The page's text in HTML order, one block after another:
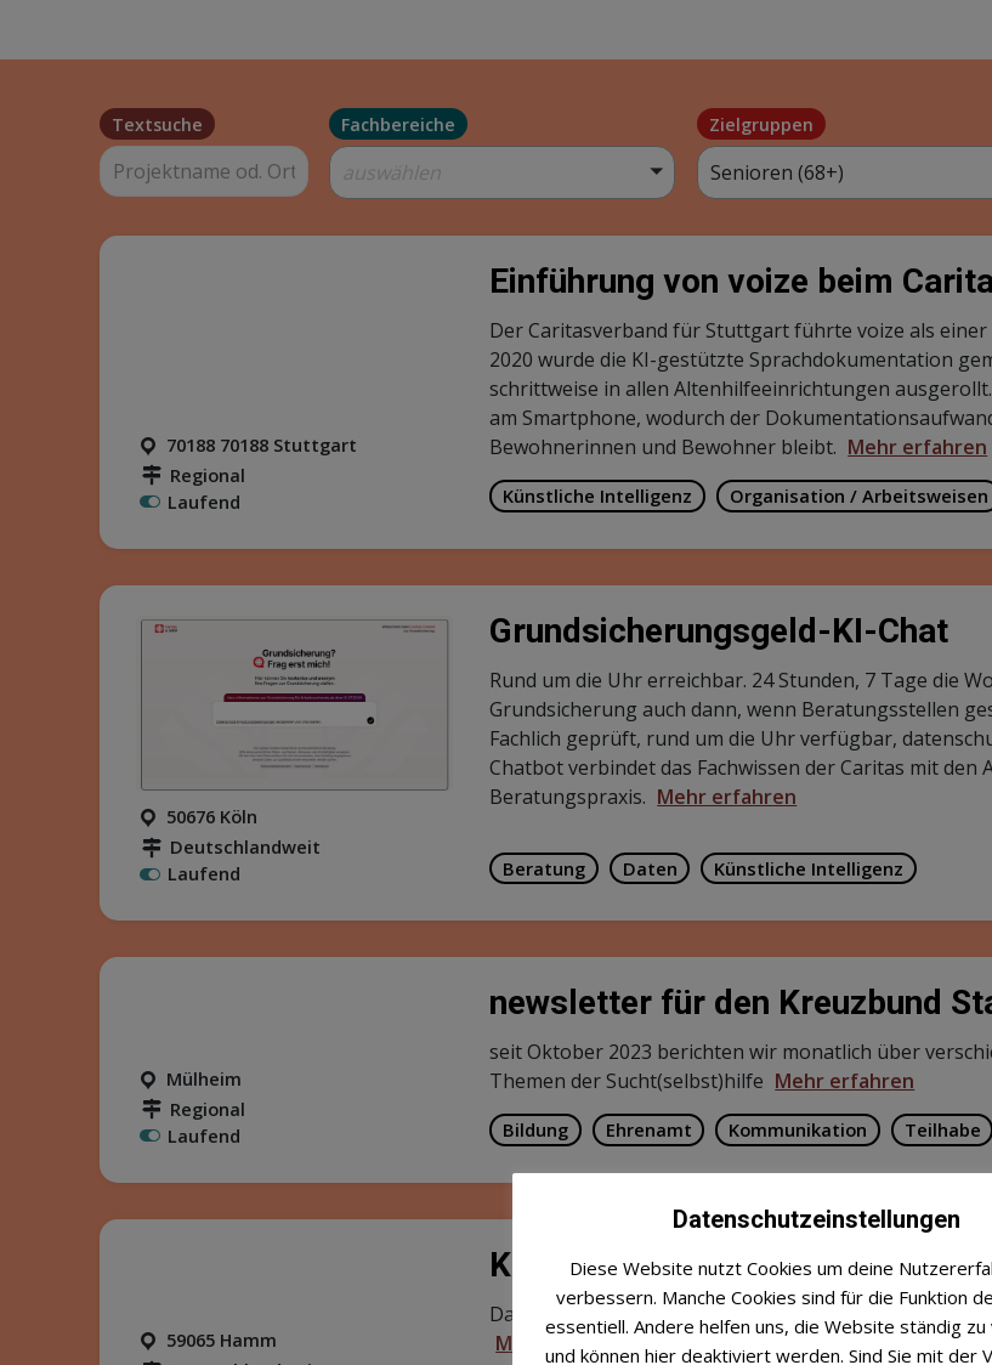
Textsuche Fachbereiche
auswählen
Zielgruppen
Senioren (68+)
70188 70188 Stuttgart
Regional
Laufend
Einführung von voize beim
Der Caritasverband für Stuttgart führte voize als
2020 wurde die KI-gestützte Sprachdokumentation
schrittweise in allen Altenhilfeeinrichtungen
am Smartphone, wodurch der
Bewohnerinnen und Bewohner bleibt. Mehr erfahren
Künstliche Intelligenz Organisation / Arbeitsweisen
50676 Köln
Deutschlandweit
Laufend
Grundsicherungsgeld-KI-Chat
Rund um die Uhr erreichbar. 24 Stunden, 7 Tage die
Grundsicherung auch dann, wenn Beratungsstellen
Fachlich geprüft, rund um die Uhr verfügbar,
Chatbot verbindet das Fachwissen der Caritas mit
Beratungspraxis. Mehr erfahren
Beratung Daten Künstliche Intelligenz
Mülheim
Regional
Laufend
newsletter für den Kreuzbund
seit Oktober 2023 berichten wir monatlich über
Themen der Sucht(selbst)hilfe Mehr erfahren
Bildung Ehrenamt Kommunikation Teilhabe
59065 Hamm
Kreuzbund-Forum
Das Kreuzbund-Forum ist der Ort des regelmäßigen
Mehr erfahren
Datenschutzeinstellungen
Diese Website nutzt Cookies um deine
verbessern. Manche Cookies sind für die Funktion
essentiell. Andere helfen uns, die Website ständig
und können hier deaktiviert werden. Sind Sie mit der